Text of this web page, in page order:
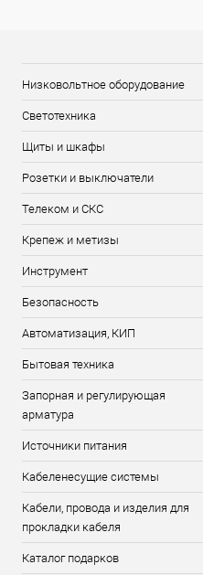
Низковольтное оборудование
Светотехника
Щиты и шкафы
Розетки и выключатели
Телеком и СКС
Крепеж и метизы
Инструмент
Безопасность
Автоматизация, КИП
Бытовая техника
Запорная и регулирующая
арматура
Источники питания
Кабеленесущие системы
Кабели, провода и изделия для
прокладки кабеля
Каталог подарков